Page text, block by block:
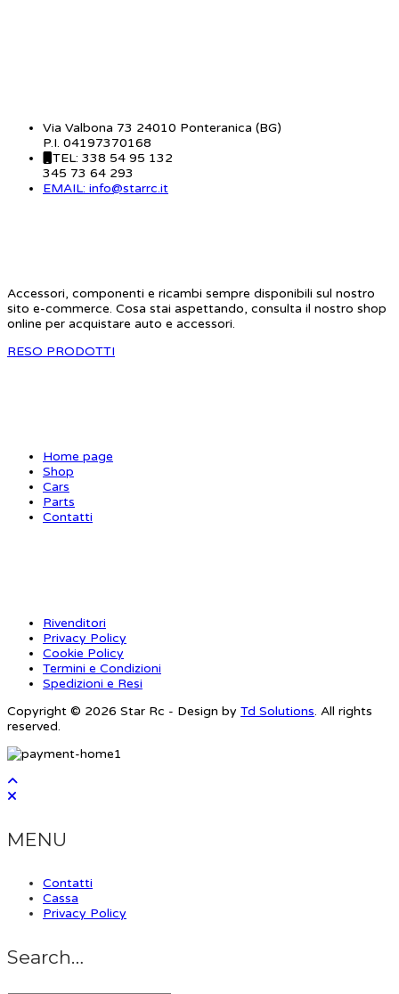
Via Valbona 73 24010 Ponteranica (BG)
P.I. 04197370168
TEL: 338 54 95 132
345 73 64 293
EMAIL: info@starrc.it
Accessori, componenti e ricambi sempre disponibili sul nostro
sito e-commerce. Cosa stai aspettando, consulta il nostro shop
online per acquistare auto e accessori.
RESO PRODOTTI
Home page
Shop
Cars
Parts
Contatti
Rivenditori
Privacy Policy
Cookie Policy
Termini e Condizioni
Spedizioni e Resi
Copyright © 2026 Star Rc - Design by Td Solutions. All rights
reserved.
MENU
Contatti
Cassa
Privacy Policy
Search…